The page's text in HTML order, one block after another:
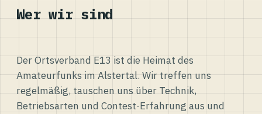
Wer wir sind
Der Ortsverband E13 ist die Heimat des
Amateurfunks im Alstertal. Wir treffen uns
regelmäßig, tauschen uns über Technik,
Betriebsarten und Contest-Erfahrung aus und